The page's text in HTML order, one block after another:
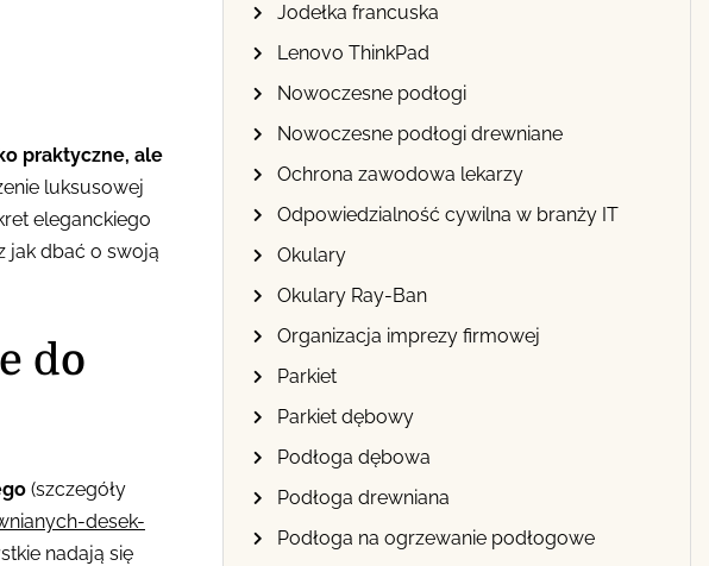
praktyczne, ale
luksusowej
eleganckiego
jak dbać o swoją
do
(szczegóły
desek-
nadają się
Jodełka francuska
Lenovo ThinkPad
Nowoczesne podłogi
Nowoczesne podłogi drewniane
Ochrona zawodowa lekarzy
Odpowiedzialność cywilna w branży IT
Okulary
Okulary Ray-Ban
Organizacja imprezy firmowej
Parkiet
Parkiet dębowy
Podłoga dębowa
Podłoga drewniana
Podłoga na ogrzewanie podłogowe